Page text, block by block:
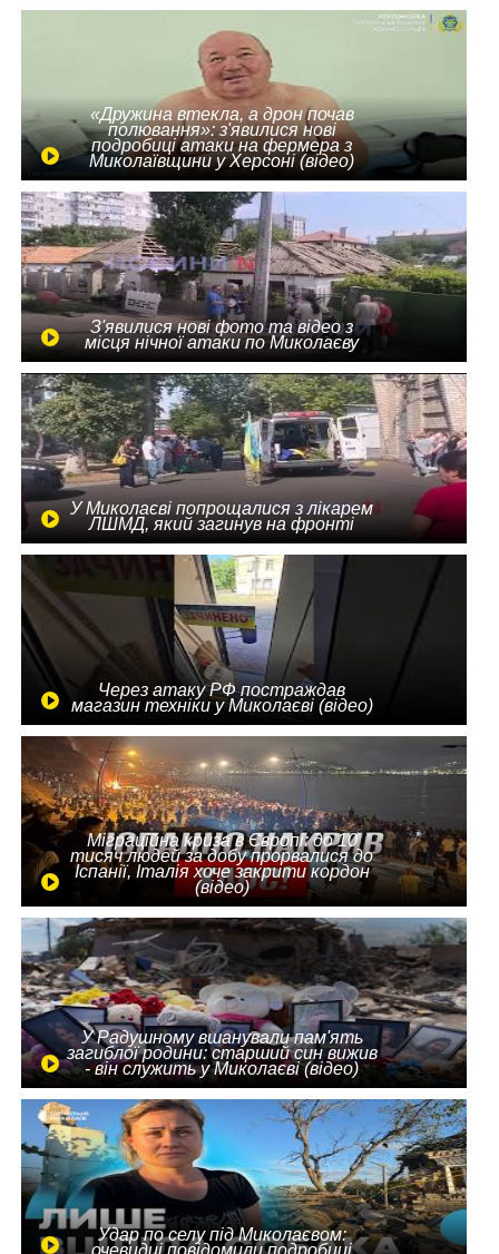
«Дружина втекла, а дрон почав
полювання»: з'явилися нові
подробиці атаки на фермера з
Миколаївщини у Херсоні (відео)
З'явилися нові фото та відео з
місця нічної атаки по Миколаєву
У Миколаєві попрощалися з лікарем
ЛШМД, який загинув на фронті
Через атаку РФ постраждав
магазин техніки у Миколаєві (відео)
Міграційна криза в Європі: до 10
тисяч людей за добу прорвалися до
Іспанії, Італія хоче закрити кордон
(відео)
У Радушному вшанували пам'ять
загиблої родини: старший син вижив
- він служить у Миколаєві (відео)
Удар по селу під Миколаєвом: